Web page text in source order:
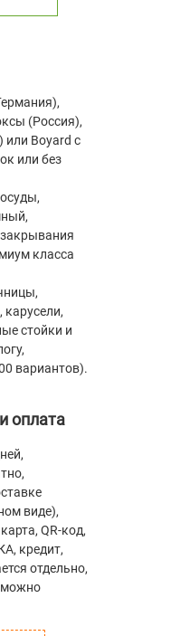
(Россия),
или Boyard с
или без
класса
стойки и
вариантов).
оплата
виде),
QR-код,
кредит,
отдельно,